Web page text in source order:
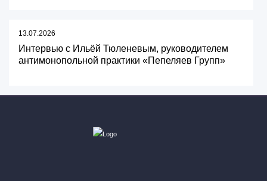
13.07.2026
Интервью с Ильёй Тюленевым, руководителем
антимонопольной практики «Пепеляев Групп»